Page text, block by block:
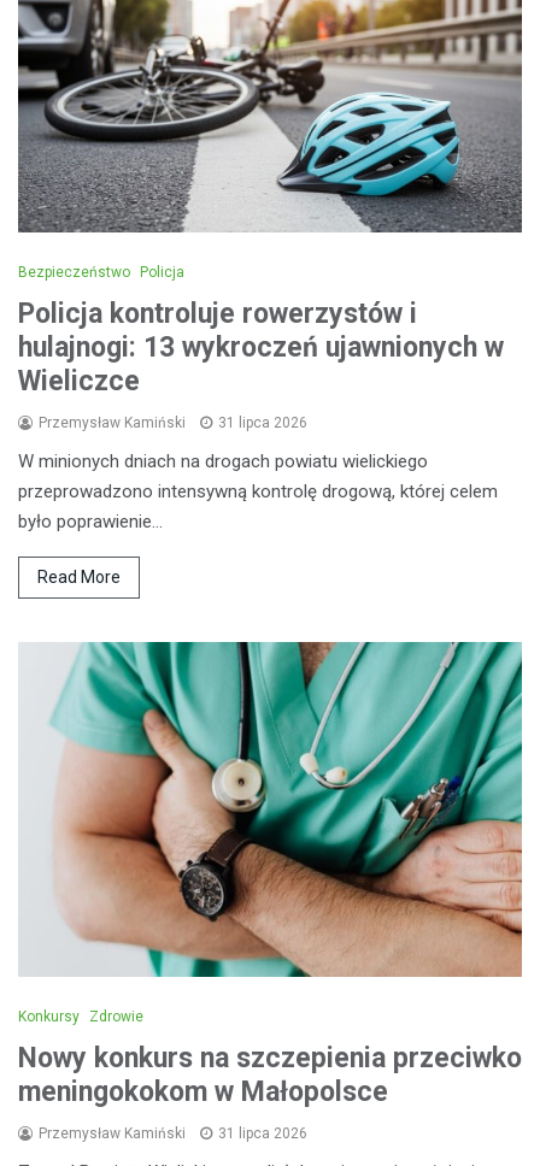
Bezpieczeństwo Policja
Policja kontroluje rowerzystów i
hulajnogi: 13 wykroczeń ujawnionych w
Wieliczce
Przemysław Kamiński 31 lipca 2026
W minionych dniach na drogach powiatu wielickiego
przeprowadzono intensywną kontrolę drogową, której celem
było poprawienie…
Read More
Konkursy Zdrowie
Nowy konkurs na szczepienia przeciwko
meningokokom w Małopolsce
Przemysław Kamiński 31 lipca 2026